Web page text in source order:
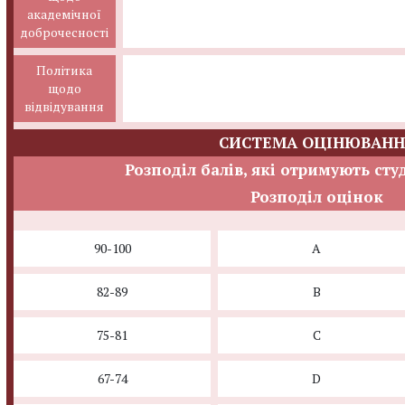
академічної
доброчесності
Політика
щодо
відвідування
СИСТЕМА
Розподіл балів, які отримують
Розподіл оцінок
90-100 A
82-89 B
75-81 C
67-74 D